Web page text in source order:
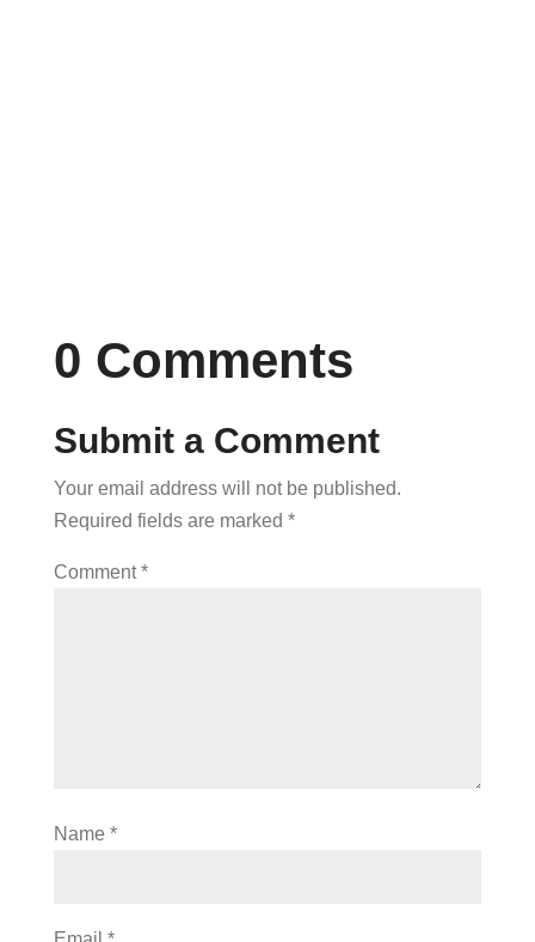
0 Comments
Submit a Comment
Your email address will not be published.
Required fields are marked *
Comment*
Name *